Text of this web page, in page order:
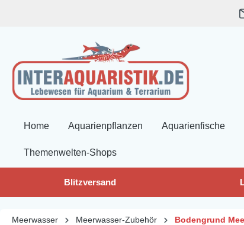
Home Aquarienpflanzen Aquarienfische
Themenwelten-Shops
Blitzversand
Meerwasser Meerwasser-Zubehör Bodengrund